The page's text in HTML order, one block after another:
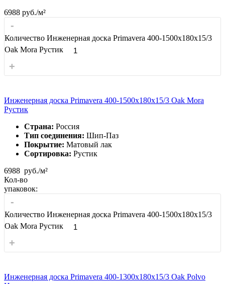
6988 руб./м²
-
Количество Инженерная доска Primavera 400-1500х180х15/3
Oak Mora Рустик
+
Инженерная доска Primavera 400-1500х180х15/3 Oak Mora
Рустик
Страна: Россия
Тип соединения: Шип-Паз
Покрытие: Матовый лак
Сортировка: Рустик
6988 руб./м²
Кол-во
упаковок:
-
Количество Инженерная доска Primavera 400-1500х180х15/3
Oak Mora Рустик
+
Инженерная доска Primavera 400-1300х180х15/3 Oak Polvo